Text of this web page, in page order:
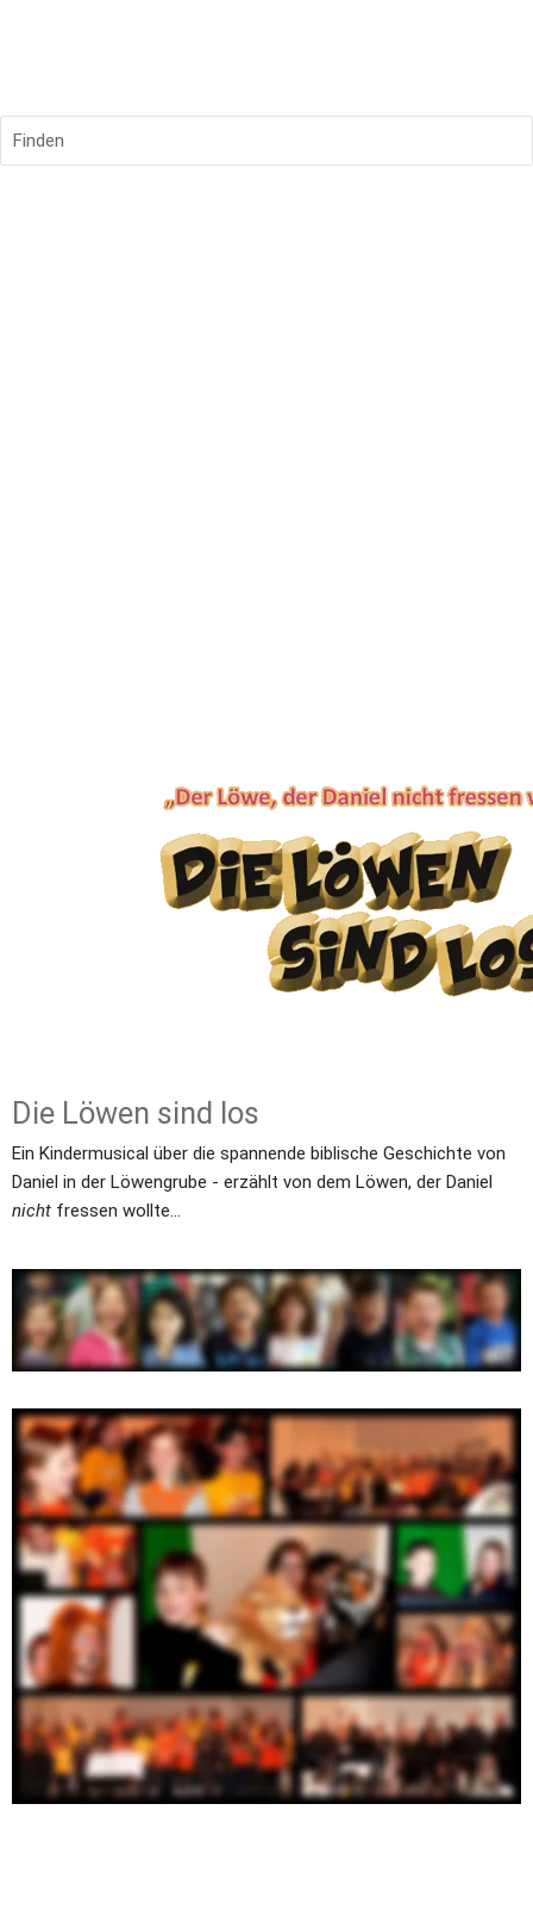
Finden
Die Löwen sind los
Ein Kindermusical über die spannende biblische Geschichte von
nicht fressen wollte...
„Die Löwen sind los!“ ist ein Musical für Kinder aus der Feder von
Ruthild Eicker .